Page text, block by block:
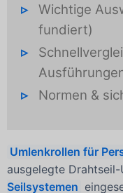
Wichtige
fundiert)
Normen &
Umlenkrollen für
ausgelegte
Seilsystemen